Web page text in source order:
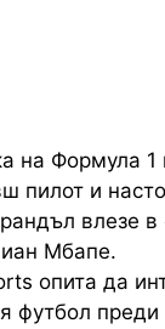
на Формула 1
пилот и
влезе в
Мбапе.
опита да
футбол преди